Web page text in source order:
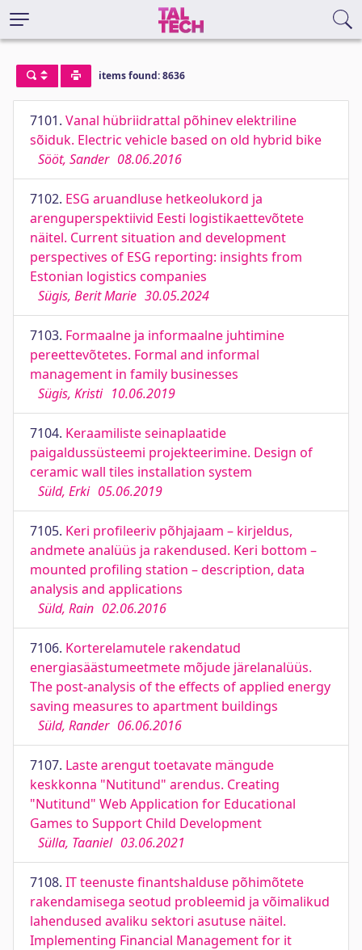
items found: 8636
7101. Vanal hübriidrattal põhinev elektriline
sõiduk. Electric vehicle based on old hybrid bike
Sööt, Sander 08.06.2016
7102. ESG aruandluse hetkeolukord ja
arenguperspektiivid Eesti logistikaettevõtete
näitel. Current situation and development
perspectives of ESG reporting: insights from
Estonian logistics companies
Sügis, Berit Marie 30.05.2024
7103. Formaalne ja informaalne juhtimine
pereettevõtetes. Formal and informal
management in family businesses
Sügis, Kristi 10.06.2019
7104. Keraamiliste seinaplaatide
paigaldussüsteemi projekteerimine. Design of
ceramic wall tiles installation system
Süld, Erki 05.06.2019
7105. Keri profileeriv põhjajaam – kirjeldus,
andmete analüüs ja rakendused. Keri bottom –
mounted profiling station – description, data
analysis and applications
Süld, Rain 02.06.2016
7106. Korterelamutele rakendatud
energiasäästumeetmete mõjude järelanalüüs.
The post-analysis of the effects of applied energy
saving measures to apartment buildings
Süld, Rander 06.06.2016
7107. Laste arengut toetavate mängude
keskkonna "Nutitund" arendus. Creating
"Nutitund" Web Application for Educational
Games to Support Child Development
Sülla, Taaniel 03.06.2021
7108. IT teenuste finantshalduse põhimõtete
rakendamisega seotud probleemid ja võimalikud
lahendused avaliku sektori asutuse näitel.
Implementing Financial Management for it